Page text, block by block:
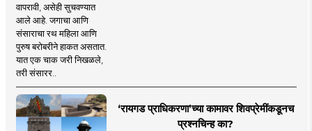
वापरावी, असेही सुचवण्यात
आले आहे. जगाचा आणि
संसाराचा रथ महिला आणि
पुरुष बरोबरीने हाकत असतात.
यात एक चाक जरी निखळले,
तरी संसारर..
‘रायगड प्राधिकरणा’च्या कामावर शिवप्रेमींकडूनच
प्रश्नचिन्ह का?